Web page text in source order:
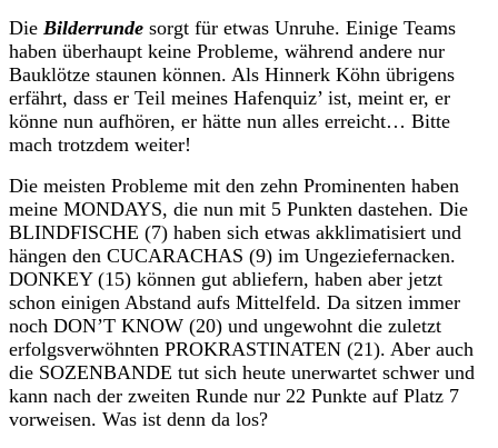
Die Bilderrunde sorgt für etwas Unruhe. Einige Teams
haben überhaupt keine Probleme, während andere nur
Bauklötze staunen können. Als Hinnerk Köhn übrigens
erfährt, dass er Teil meines Hafenquiz’ ist, meint er, er
könne nun aufhören, er hätte nun alles erreicht… Bitte
mach trotzdem weiter!
Die meisten Probleme mit den zehn Prominenten haben
meine MONDAYS, die nun mit 5 Punkten dastehen. Die
BLINDFISCHE (7) haben sich etwas akklimatisiert und
hängen den CUCARACHAS (9) im Ungeziefernacken.
DONKEY (15) können gut abliefern, haben aber jetzt
schon einigen Abstand aufs Mittelfeld. Da sitzen immer
noch DON’T KNOW (20) und ungewohnt die zuletzt
erfolgsverwöhnten PROKRASTINATEN (21). Aber auch
die SOZENBANDE tut sich heute unerwartet schwer und
kann nach der zweiten Runde nur 22 Punkte auf Platz 7
vorweisen. Was ist denn da los?